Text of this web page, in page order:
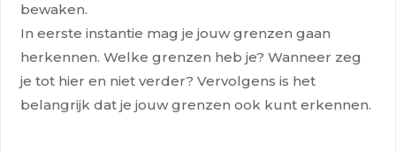
bewaken.
In eerste instantie mag je jouw grenzen gaan
herkennen. Welke grenzen heb je? Wanneer zeg
jetot hier en niet verder? Vervolgens is het
belangrijk dat je jouw grenzen ook kunt erkennen.